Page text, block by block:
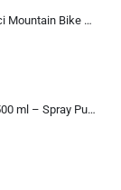
IBK Bicicletta Bici MTB 20” Pollici Mountain Bike BIAMMORTIZZATA Ragazzo Cambio 21 Velocità Freni a Disco Rossa
Muc-Off Bio Drivetrain Cleaner, 500 ml – Spray Pulisci Catena Bici e Sgrassatore Catena Bici – Efficace e Biodegradabile – Pe